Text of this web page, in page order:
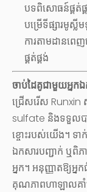
បទពិសោធន៍ផ្គត់
បម្រើទីផ្សារមូស្
ការតាមដានពេ
ផ្គត់ផ្គង់
ចាប់ដៃគូជាមួយអ្នក
ជ្រើសរើស Runxin
sulfate និងទទួលប
ខ្ចោះរបស់យើង។ ទា
ឯកសារបញ្ជាក់ ឬពិភ
អ្នក។ អនុញ្ញាតឱ្យអ្ន
គុណភាពហាឡាលគាំ